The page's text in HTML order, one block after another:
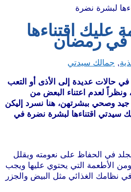
لبشرة نضرة
عليك اقتناءها
في رمضان
, جمالك سيدتي
في حالات عديدة إلى الأذى أو التعب
ونظراً لعدم اعتناء البعض من
وصحي ببشرتهن، هنا نسرد إليكن
سيدتي اقتناءها لبشرة نضرة في
في الحفاظ على نعومته ويقلل
الأطعمة التي يحتوي عليها ويجب
نظامك الغذائي مثل البيض والجزر